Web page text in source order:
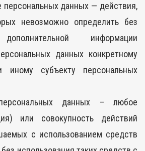
персональных данных — действия,
невозможно определить без
информации
данных конкретному
иному субъекту персональных
данных – любое
или совокупность действий
с использованием средств